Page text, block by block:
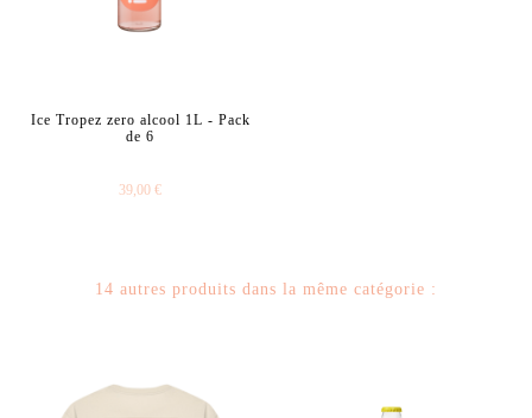
Ice Tropez zero alcool 1L - Pack
de 6
39,00 €
14 autres produits dans la même catégorie :